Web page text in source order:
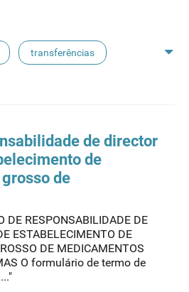
transferências
de director
de
de
DE RESPONSABILIDADE DE
ESTABELECIMENTO DE
DE MEDICAMENTOS
O formulário de termo de